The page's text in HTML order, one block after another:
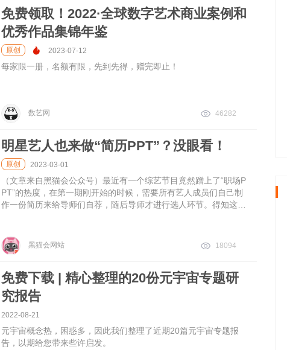
免费领取！2022·全球数字艺术商业案例和
优秀作品集锦年鉴
原创 2023-07-12
每家限一册，名额有限，先到先得，赠完即止！
数艺网 46282
明星艺人也来做“简历PPT”？没眼看！
原创 2023-03-01
（文章来自黑猫会公众号）最近有一个综艺节目竟然蹭上了“职场P
PT”的热度，在第一期刚开始的时候，需要所有艺人成员们自己制
作一份简历来给导师们自荐，随后导师才进行选人环节。得知这一
黑猫会网站 18094
免费下载 | 精心整理的20份元宇宙专题研
究报告
2022-08-21
元宇宙概念热，困惑多，因此我们整理了近期20篇元宇宙专题报
告，以期给您带来些许启发。